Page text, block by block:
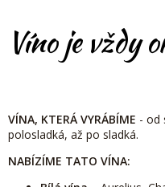
Víno je vždy
VÍNA, KTERÁ VYRÁBÍME - od
polosladká, až po sladká.
NABÍZÍME TATO VÍNA: